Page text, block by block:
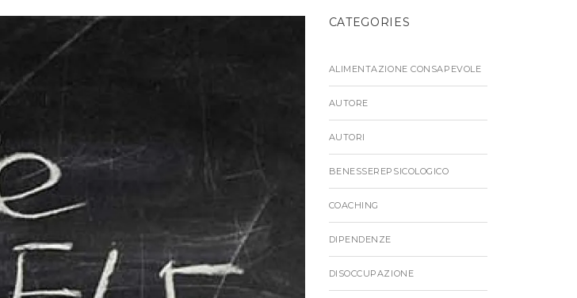
CATEGORIES
ALIMENTAZIONE CONSAPEVOLE
AUTORE
AUTORI
BENESSEREPSICOLOGICO
COACHING
DIPENDENZE
DISOCCUPAZIONE